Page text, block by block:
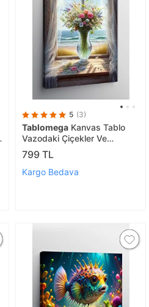
5 (3)
Tablomega Kanvas Tablo
Vazodaki Çiçekler Ve
Manzara
799 TL
Kargo Bedava